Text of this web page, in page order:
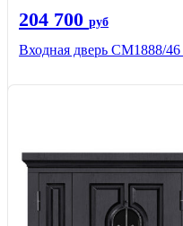
204 700 руб
Входная дверь СМ1888/46